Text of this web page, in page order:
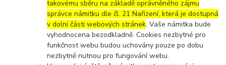
takovému sběru na základě oprávněného zájmu
správce námitku dle čl. 21 Nařízení, která je dostupná
v dolní části webových stránek. Vaše námitka bude
vyhodnocena bezodkladně. Cookies nezbytné pro
funkčnost webu budou uchovány pouze po dobu
nezbytně nutnou pro fungování webu.